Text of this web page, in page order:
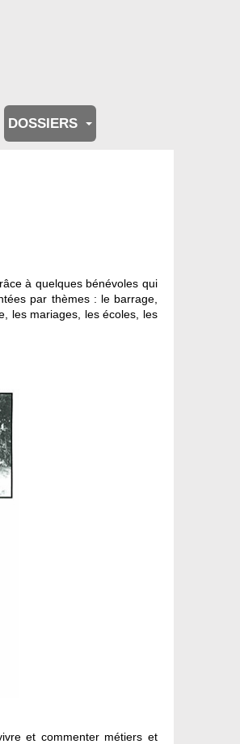
DOSSIERS
à quelques bénévoles qui
par thèmes : le barrage,
les mariages, les écoles, les
et commenter métiers et